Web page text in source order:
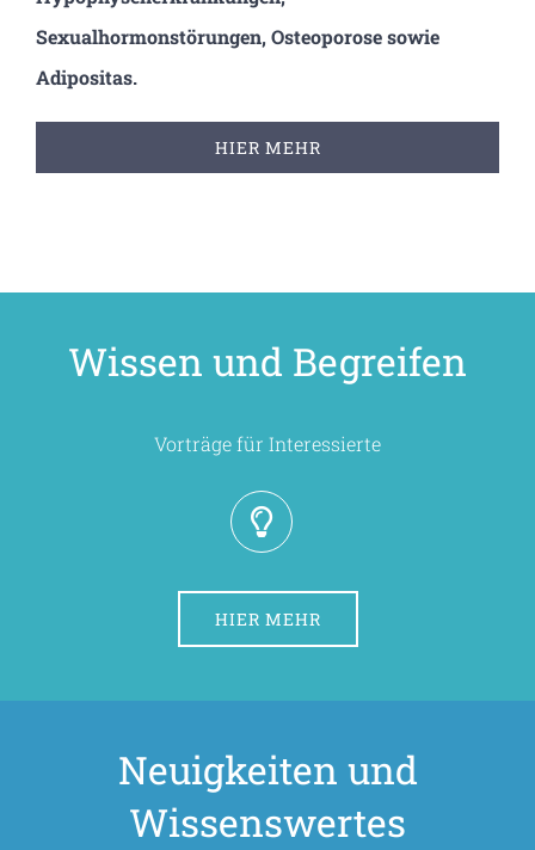
Sexualhormonstörungen, Osteoporose sowie
Adipositas.
HIER MEHR
Wissen und Begreifen
Vorträge für Interessierte
HIER MEHR
Neuigkeiten und
Wissenswertes